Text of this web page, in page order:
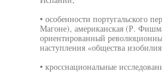
• особенности португальского
Магоне), американская (Р.
ориентированный
наступления «общества
• кросснациональные